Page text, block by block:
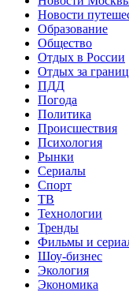
Новости
Образование
Общество
Отдых в России
Отдых за
ПДД
Погода
Политика
Происшествия
Психология
Рынки
Сериалы
Спорт
ТВ
Технологии
Тренды
Фильмы и
Шоу-бизнес
Экология
Экономика